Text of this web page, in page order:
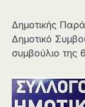
Δημοτικής
Δημοτικό
συμβούλιο της